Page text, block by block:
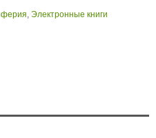
, Электронные книги